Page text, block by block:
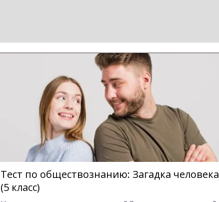
Тест по обществознанию: Загадка человека
(5 класс)